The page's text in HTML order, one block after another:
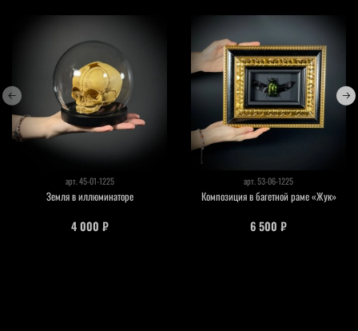
арт.45-01-1225
Земля в иллюминаторе
4 000 ₽
арт.53-06-1225
Композиция в багетной раме «Жук»
6 500 ₽